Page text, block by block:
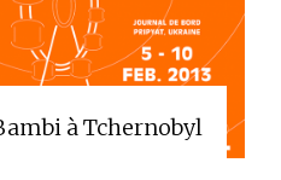
à Tchernobyl